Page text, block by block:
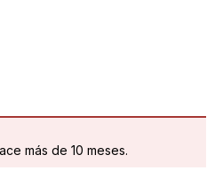
más de 10 meses.